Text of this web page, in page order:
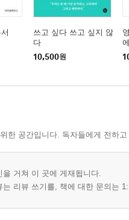
쓰고 싶다 쓰고 싶지 않
다
10,500원
한 공간입니다. 독자들에게 전하
을 거쳐 이 곳에 게재됩니다.
는 리뷰 쓰기를, 책에 대한 문의는